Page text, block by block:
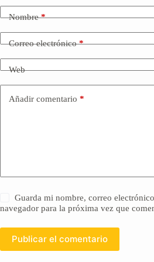
Nombre*
Correo electrónico*
Web
Añadir comentario *
Guarda mi nombre, correo
navegador para la próxima vez que
Publicar el comentario